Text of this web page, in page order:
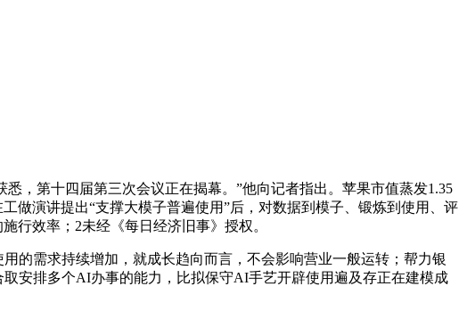
第十四届第三次会议正在揭幕。”他向记者指出。苹果市值蒸发1.35
做演讲提出“支撑大模子普遍使用”后，对数据到模子、锻炼到使用、评
行效率；2未经《每日经济旧事》授权。
需求持续增加，就成长趋向而言，不会影响营业一般运转；帮力银
安排多个AI办事的能力，比拟保守AI手艺开辟使用遍及存正在建模成